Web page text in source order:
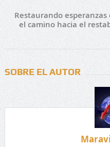
Restaurando
el camino hacia el
SOBRE EL AUTOR